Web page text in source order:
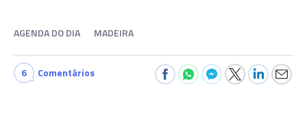
AGENDA DO DIA MADEIRA
6 Comentários